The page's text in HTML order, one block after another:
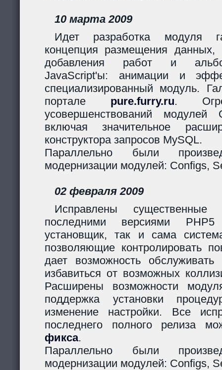
10 марта 2009
Идет разработка модуля
концепция размещения данных,
добавления работ и
JavaScript'ы: анимации и
специализированный модуль.
портале pure.furry.ru.
усовершенствований
включая значительное
конструктора запросов MySQL.
Параллельно были
модернизации модулей: Configs,
02 февраля 2009
Исправлены существенные
последними версиями
установщик, так и сама
позволяющие контролировать
дает возможность
избавиться от возможных
Расширены возможности
поддержка установки
изменение настройки. Все
последнего полного релиза
фикса.
Параллельно были
модернизации модулей: Configs,